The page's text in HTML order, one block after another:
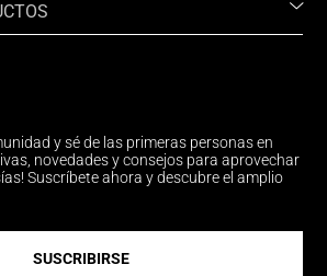
y sé de las primeras personas en
novedades y consejos para aprovechar
Suscríbete ahora y descubre el amplio
SUSCRIBIRSE